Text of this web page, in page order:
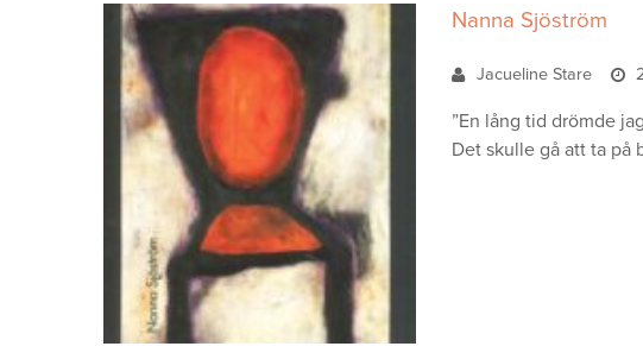
Nanna Sjöström
Jacueline Stare
”En lång tid drömde
Det skulle gå att ta på